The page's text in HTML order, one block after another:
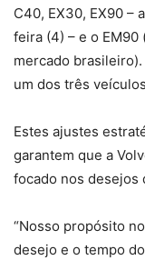
C40, EX30, EX90 –
feira (4) – e o
mercado
um dos três
Estes ajustes
garantem que a
focado nos desejos
“Nosso propósito
desejo e o tempo